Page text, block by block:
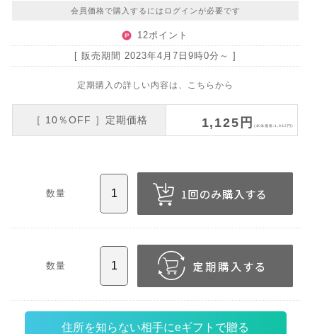
会員価格で購入するにはログインが必要です
12ポイント
[ 販売期間2023年4月7日9時0分 ～ ]
定期購入の詳しい内容は、こちらから
［ 10％OFF ］定期価格 1,125円 (本体価格:1,042円)
数量
数量
住所を知らない相手にeギフトで贈る